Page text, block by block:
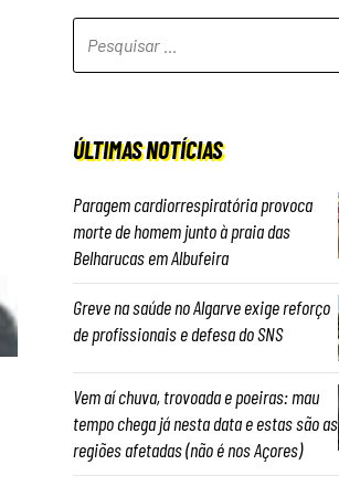
POR:
ÚLTIMAS NOTÍCIAS
Paragem cardiorrespiratória provoca
morte de homem junto à praia das
Belharucas em Albufeira
Greve na saúde no Algarve exige reforço
de profissionais e defesa do SNS
Vem aí chuva, trovoada e poeiras: mau
tempo chega já nesta data e estas são as
regiões afetadas (não é nos Açores)